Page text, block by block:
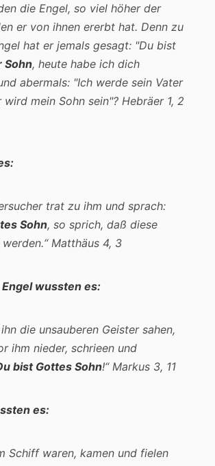
die Engel, so viel höher der
er von ihnen ererbt hat. Denn zu
hat er jemals gesagt: "Du bist
Sohn, heute habe ich dich
abermals: "Ich werde sein Vater
wird mein Sohn sein"? Hebräer 1, 2
trat zu ihm und sprach:
Sohn, so sprich, daß diese
Matthäus 4, 3
wussten es:
die unsauberen Geister sahen,
ihm nieder, schrieen und
bist Gottes Sohn!“ Markus 3, 11
es:
Schiff waren, kamen und fielen